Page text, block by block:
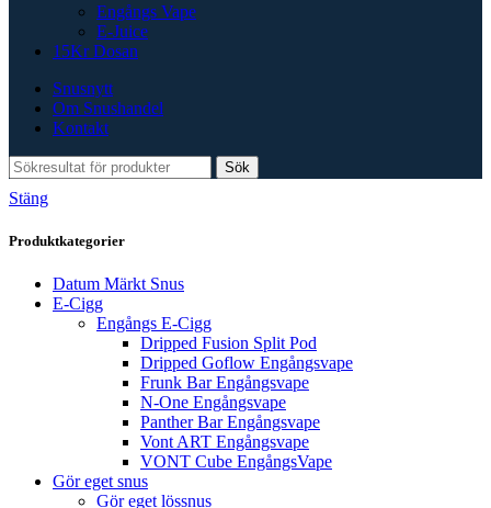
Engångs Vape
E-Juice
15Kr Dosan
Snusnytt
Om Snushandel
Kontakt
Sök
Stäng
Produktkategorier
Datum Märkt Snus
E-Cigg
Engångs E-Cigg
Dripped Fusion Split Pod
Dripped Goflow Engångsvape
Frunk Bar Engångsvape
N-One Engångsvape
Panther Bar Engångsvape
Vont ART Engångsvape
VONT Cube EngångsVape
Gör eget snus
Gör eget lössnus